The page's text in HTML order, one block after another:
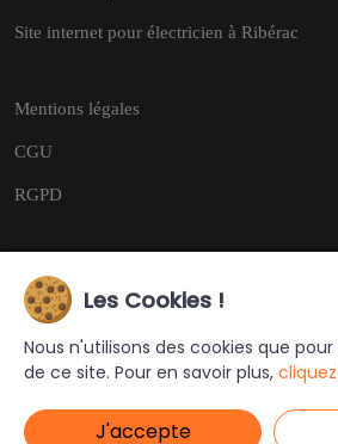
Site internet pour électricien à Ribérac
Mentions légales
CGU
RGPD
Copyright © 2026
Ce site a été créé et est géré par
Les Cookies !
Nous n'utilisons des cookies que
de ce site. Pour en savoir plus,
J'accepte